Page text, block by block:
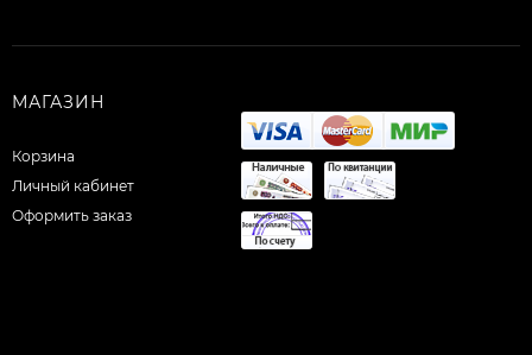
МАГАЗИН
Корзина
Личный кабинет
Оформить заказ